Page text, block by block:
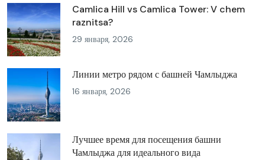
Camlica Hill vs Camlica Tower: V chem
raznitsa?
29 января, 2026
Линии метро рядом с башней Чамлыджа
16 января, 2026
Лучшее время для посещения башни
Чамлыджа для идеального вида